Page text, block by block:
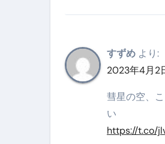
【最新
補聴器
失敗
松前漬
すずめ より:
2023年4月2
彗星の空、
い
https://t.co/